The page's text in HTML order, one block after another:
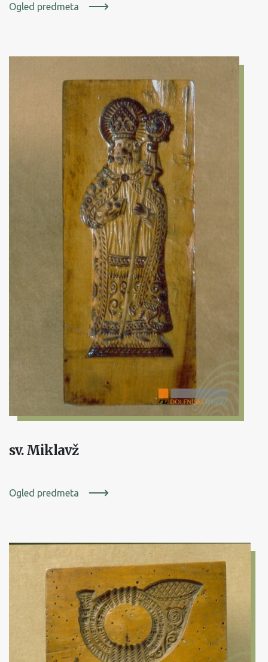
Ogled predmeta
sv. Miklavž
Ogled predmeta